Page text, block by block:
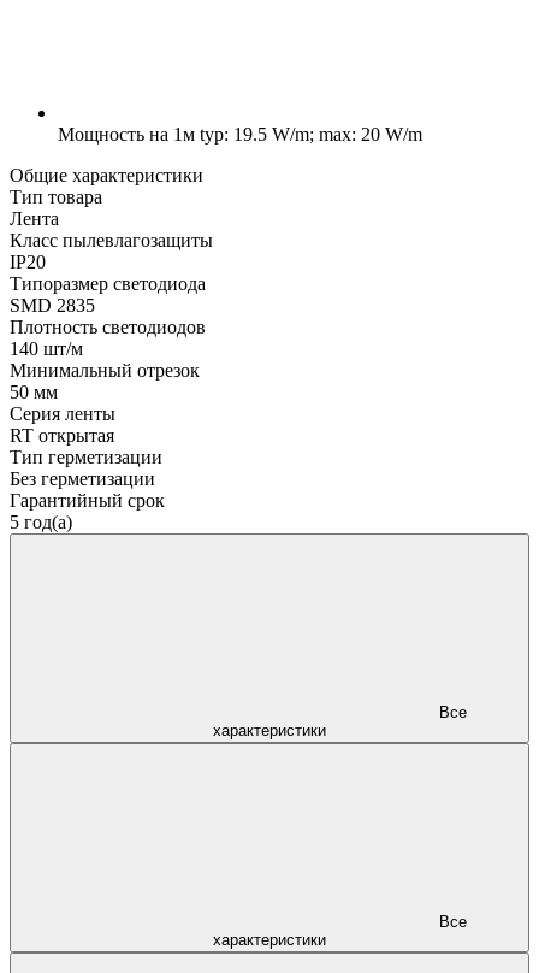
Мощность на 1м typ: 19.5 W/m; max: 20 W/m
Общие характеристики
Тип товара
Лента
Класс пылевлагозащиты
IP20
Типоразмер светодиода
SMD 2835
Плотность светодиодов
140 шт/м
Минимальный отрезок
50 мм
Серия ленты
RT открытая
Тип герметизации
Без герметизации
Гарантийный срок
5 год(а)
характеристики
характеристики